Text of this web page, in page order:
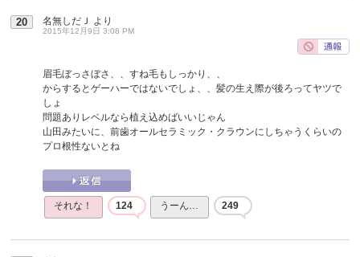
20 名無しだＪ より
2015年12月9日 3:08 PM
眉毛ぼっさぼさ、、すね毛もしっかり、、
からするとゲーハーではないでしょ、、髪の生え際が後ろってヤツで
しょ
問題ありレベルなら植え込めばいいじゃん
山田みたいに、前歯オールセラミック・クラウンにしちゃうくらいの
プロ根性ないとね
それな！ 124 うーん… 249